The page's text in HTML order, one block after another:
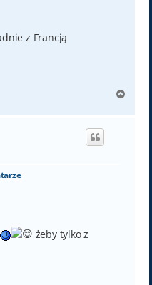
z Francją
g
żeby tylko z